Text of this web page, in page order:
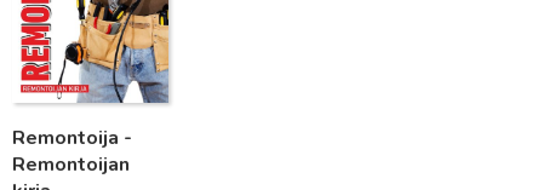
Remontoija -
Remontoijan